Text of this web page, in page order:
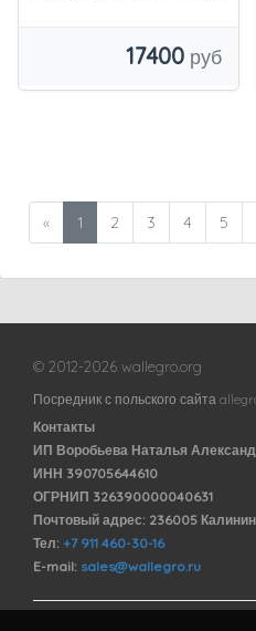
17400
« 1 2 3 4 5
© 2012-2026 wallegro.org
Посредник с польского сайта
Контакты
ИП Воробьева Наталья
ИНН 390705644610
ОГРНИП 326390000040631
Почтовый адрес: 236005
Тел: +7 911 460-30-16
E-mail: sales@wallegro.ru